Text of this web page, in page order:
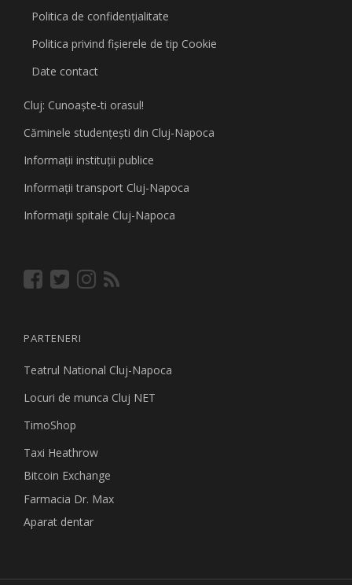
Politica de confidențialitate
Politica privind fişierele de tip Cookie
Date contact
Cluj: Cunoaşte-ti orasul!
Căminele studenţeşti din Cluj-Napoca
Informaţii instituţii publice
Informaţii transport Cluj-Napoca
Informaţii spitale Cluj-Napoca
PARTENERI
Teatrul National Cluj-Napoca
Locuri de munca Cluj NET
TimoShop
Taxi Heathrow
Bitcoin Exchange
Farmacia Dr. Max
Aparat dentar